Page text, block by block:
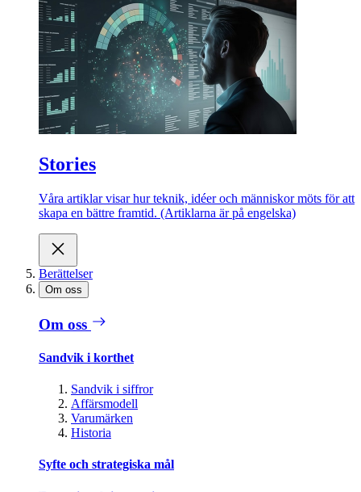
Stories
Våra artiklar visar hur teknik, idéer och människor möts för att
skapa en bättre framtid. (Artiklarna är på engelska)
Berättelser
Om oss
Om oss
Sandvik i korthet
Sandvik i siffror
Affärsmodell
Varumärken
Historia
Syfte och strategiska mål